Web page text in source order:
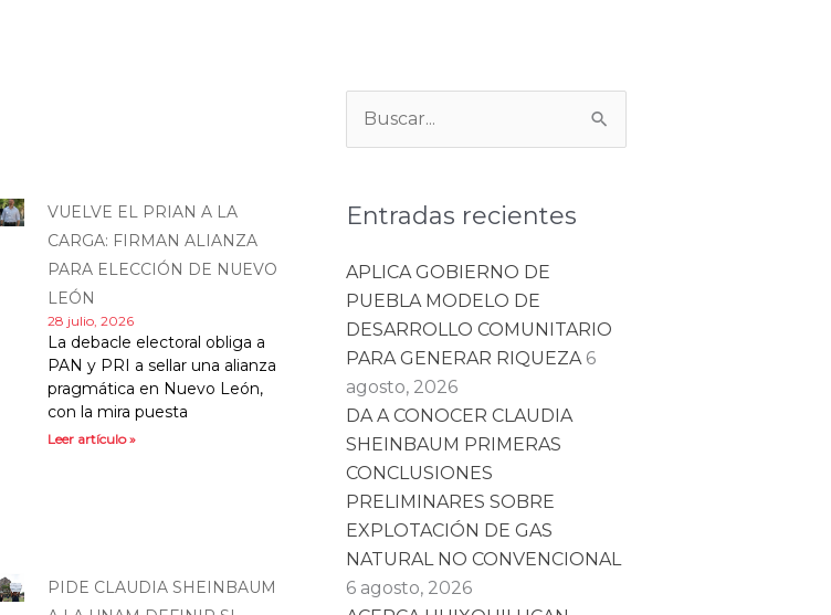
VUELVE EL PRIAN A LA
CARGA: FIRMAN ALIANZA
PARA ELECCIÓN DE NUEVO
LEÓN
28 julio, 2026
La debacle electoral obliga a
PAN y PRI a sellar una alianza
pragmática en Nuevo León,
con la mira puesta
Leer artículo »
PIDE CLAUDIA SHEINBAUM
Buscar:
Entradas recientes
APLICA GOBIERNO DE
PUEBLA MODELO DE
DESARROLLO COMUNITARIO
PARA GENERAR RIQUEZA 6
agosto, 2026
DA A CONOCER CLAUDIA
SHEINBAUM PRIMERAS
CONCLUSIONES
PRELIMINARES SOBRE
EXPLOTACIÓN DE GAS
NATURAL NO CONVENCIONAL
6 agosto, 2026